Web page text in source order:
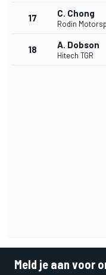
17 C. Chong
Rodin
18 A. Dobson
Hitech TGR
Meld je aan voor